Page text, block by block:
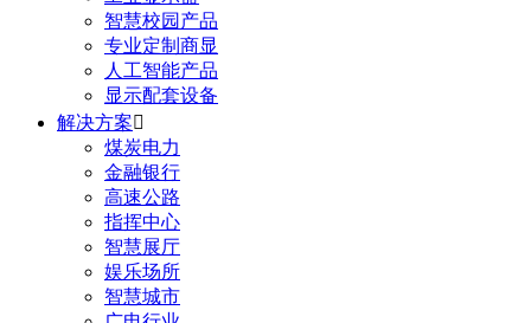
智慧校园产品
专业定制商显
人工智能产品
显示配套设备
解决方案
煤炭电力
金融银行
高速公路
指挥中心
智慧展厅
娱乐场所
智慧城市